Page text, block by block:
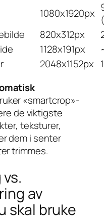
1080x1920px
820x312px
1128x191px
2048x1152px
«smartcrop»-
de viktigste
teksturer,
dem i senter
trimmes.
av
skal bruke